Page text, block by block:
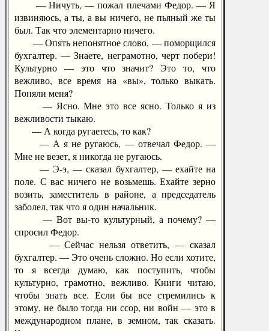
— Ничуть, — пожал плечами Федор. — Я
извиняюсь, а ты, а вы ничего, не пьяный же ты
был. Так что элементарно ничего.
— Опять непонятное слово, — поморщился
бухгалтер. — Знаете, неграмотно, черт побери!
Культурно — это что значит? Это то, что
вежливо, все время на «вы», только выкать.
Поняли меня?
— Ясно. Мне это все ясно. Только я из
вежливости тыкаю.
— А когда ругаетесь, то как?
— А я не ругаюсь, — отвечал Федор. —
Мне не везет, я никогда не ругаюсь.
— Э-э, — сказал бухгалтер, — ехайте на
поле. С вас ничего не возьмешь. Ехайте зерно
возить, заместитель в районе, а председатель
заболел, так что я один начальник.
— Вот вы-то культурный, а почему? —
спросил Федор.
— Сейчас нельзя ответить, — сказал
бухгалтер. — Это очень сложно. Но если хотите,
то я всегда думаю, как поступить, чтобы
культурно, грамотно, вежливо. Книги читаю,
чтобы знать все. Если бы все стремились к
этому, не было тогда ни ссор, ни войн — это в
международном плане, в земном, так сказать.